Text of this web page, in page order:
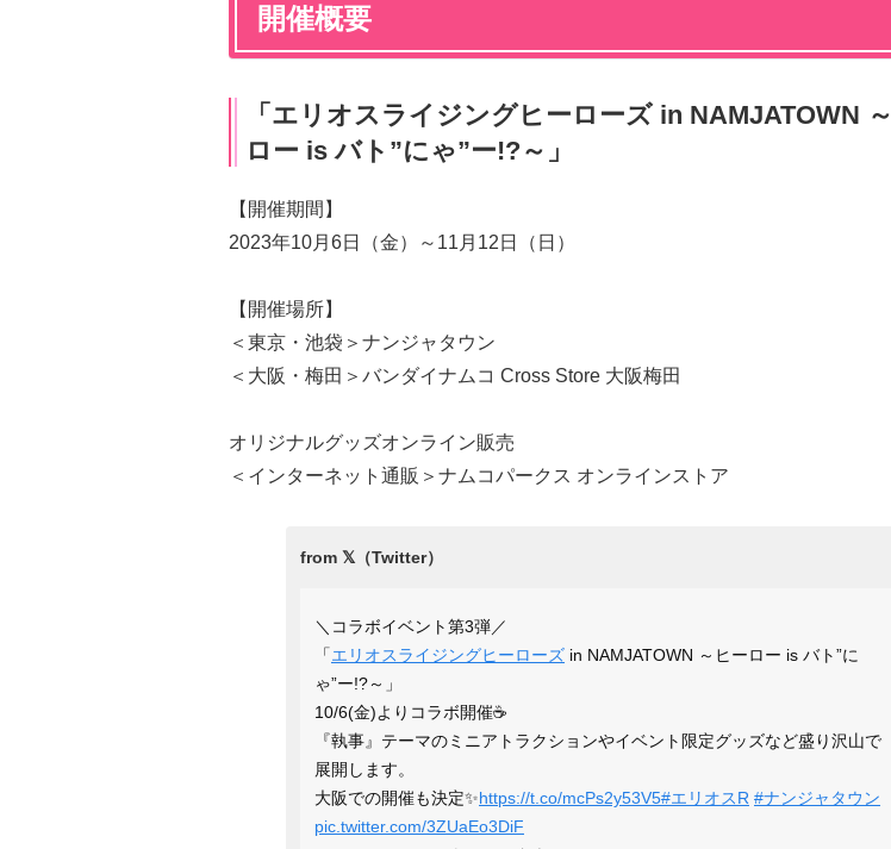
開催概要
「エリオスライジングヒーローズ in NAMJATOWN
ロー is バト”にゃ”ー!?～」
【開催期間】
2023年10月6日（金）～11月12日（日）
【開催場所】
＜東京・池袋＞ナンジャタウン
＜大阪・梅田＞バンダイナムコ Cross Store 大阪梅田
オリジナルグッズオンライン販売
＜インターネット通販＞ナムコパークス オンラインストア
＼コラボイベント第3弾／
「エリオスライジングヒーローズ in NAMJATOWN ～ヒーロー is バト”に
ゃ”ー!?～」
10/6(金)よりコラボ開催☕
『執事』テーマのミニアトラクションやイベント限定グッズなど盛り沢山で
展開します。
大阪での開催も決定✨https://t.co/mcPs2y53V5#エリオスR #ナンジャタウン
pic.twitter.com/3ZUaEo3DiF